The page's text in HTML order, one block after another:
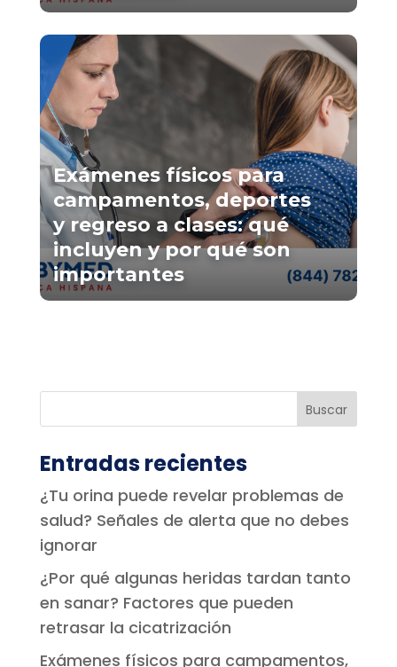
Exámenes físicos para
campamentos, deportes
y regreso a clases: qué
incluyen y por qué son
importantes
Entradas recientes
¿Tu orina puede revelar problemas de
salud? Señales de alerta que no debes
ignorar
¿Por qué algunas heridas tardan tanto
en sanar? Factores que pueden
retrasar la cicatrización
Exámenes físicos para campamentos,